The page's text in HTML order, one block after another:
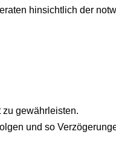
hinsichtlich der
gewährleisten.
und so